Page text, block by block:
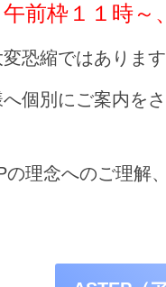
午前枠１１時～
恐縮ではありま
個別にご案内を
の理念へのご理解